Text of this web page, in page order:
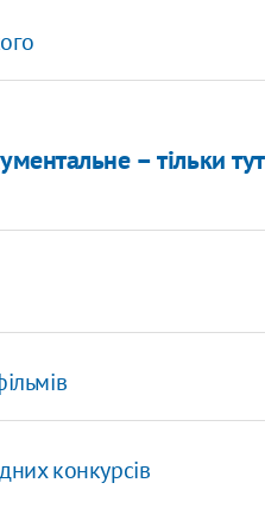
– тільки тут
конкурсів